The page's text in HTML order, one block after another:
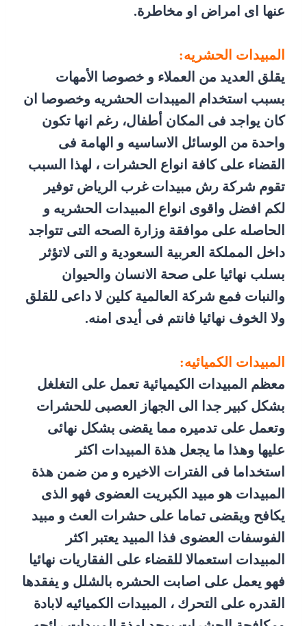
عنها اى امراض او مخاطرة.
المبيدات الحشريه:
يقلق العديد من العملاء و خصوصا الأمهات
بسبب استخدام الميبدات الحشريه وخصوصا ان
كان يواجد فى المكان أطفال، رغم انها تكون
واحدة من الوسائل الاساسيه و الهامة فى
القضاء على كافة انواع الحشرات ، لهذا السبب
تقوم شركة رش مبيدات غرب الرياض توفير
لكم افضل واقوى انواع المبيدات الحشريه و
الحاصله على موافقة وزارة الصحه التى تتواجد
داخل المملكة العربية السعودية و التى لاتؤثر
بسلب نهائيا على صحة الانسان والحيوان
والنبات فمع شركة العالمية كلين لا داعى للقلق
ولا الخوف نهائيا فانتم فى أيدى امنه.
المبيدات الكميائيه:
معظم المبيدات الكيميائية تعمل على التغلغل
بشكل كبير جدا الى الجهاز العصبى للحشرات
وتعمل على تدميره مما يقضى بشكل نهائى
عليها وهذا ما يجعل هذة المبيدات اكثر
استخداما فى الفترات الاخيره و من ضمن هذة
المبيدات هو مبيد الكبريت العضوى فهو الذى
يكافح ويقضى تماما على حشرات العث و مبيد
الفوسفات العضوى فذا المبيد يعتبر اكثر
المبيدات استعمالا للقضاء على الفقاريات نهائيا
فهو يعمل على اصابت الحشره بالشلل و يفقدها
القدره على التحرك ، المبيدات الكميائيه لابادة